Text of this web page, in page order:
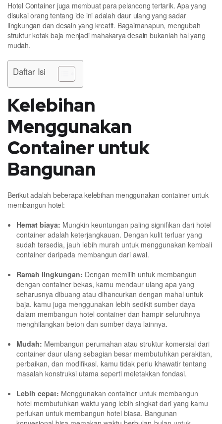
Hotel Container juga membuat para pelancong tertarik. Apa yang
disukai orang tentang ide ini adalah daur ulang yang sadar
lingkungan dan desain yang kreatif. Bagaimanapun, mengubah
struktur kotak baja menjadi mahakarya desain bukanlah hal yang
mudah.
Daftar Isi
Kelebihan
Menggunakan
Container untuk
Bangunan
Berikut adalah beberapa kelebihan menggunakan container untuk
membangun hotel:
Hemat biaya: Mungkin keuntungan paling signifikan dari hotel
container adalah keterjangkauan. Dengan kulit terluar yang
sudah tersedia, jauh lebih murah untuk menggunakan kembali
container daripada membangun dari awal.
Ramah lingkungan: Dengan memilih untuk membangun
dengan container bekas, kamu mendaur ulang apa yang
seharusnya dibuang atau dihancurkan dengan mahal untuk
baja. kamu juga menggunakan lebih sedikit sumber daya
dalam membangun hotel container dan hampir seluruhnya
menghilangkan beton dan sumber daya lainnya.
Mudah: Membangun perumahan atau struktur komersial dari
container daur ulang sebagian besar membutuhkan perakitan,
perbaikan, dan modifikasi. kamu tidak perlu khawatir tentang
masalah konstruksi utama seperti meletakkan fondasi.
Lebih cepat: Menggunakan container untuk membangun
hotel membutuhkan waktu yang lebih singkat dari yang kamu
perlukan untuk membangun hotel biasa. Bangunan